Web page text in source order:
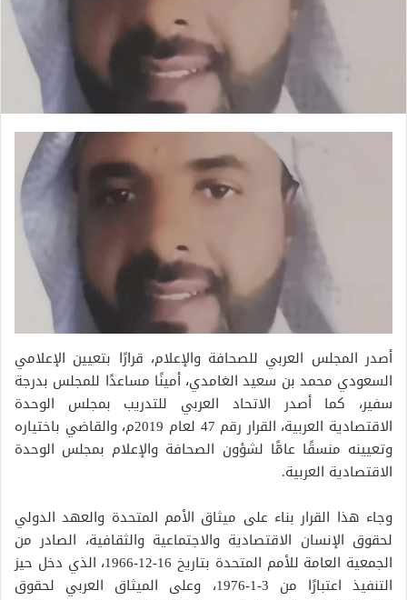
أصدر المجلس العربي للصحافة والإعلام، قرارًا بتعيين الإعلامي
السعودي محمد بن سعيد الغامدي، أمينًا مساعدًا للمجلس بدرجة
سفير، كما أصدر الاتحاد العربي للتدريب بمجلس الوحدة
الاقتصادية العربية، القرار رقم 47 لعام 2019م، والقاضي باختياره
وتعيينه منسقًا عامًّا لشؤون الصحافة والإعلام بمجلس الوحدة
الاقتصادية العربية.
وجاء هذا القرار بناء على ميثاق الأمم المتحدة والعهد الدولي
لحقوق الإنسان الاقتصادية والاجتماعية والثقافية، الصادر من
الجمعية العامة للأمم المتحدة بتاريخ 16-12-1966، الذي دخل حيز
التنفيذ اعتبارًا من 3-1-1976، وعلى الميثاق العربي لحقوق